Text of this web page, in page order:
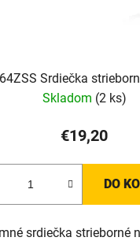
Srdiečka
Skladom (2 ks)
€19,20
DO
srdiečka strieborné